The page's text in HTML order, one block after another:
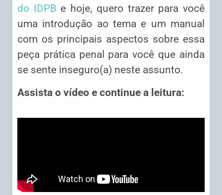
do IDPB e hoje, quero trazer para você
uma introdução ao tema e um manual
com os principais aspectos sobre essa
peça prática penal para você que ainda
se sente inseguro(a) neste assunto.
Assista o vídeo e continue a leitura: